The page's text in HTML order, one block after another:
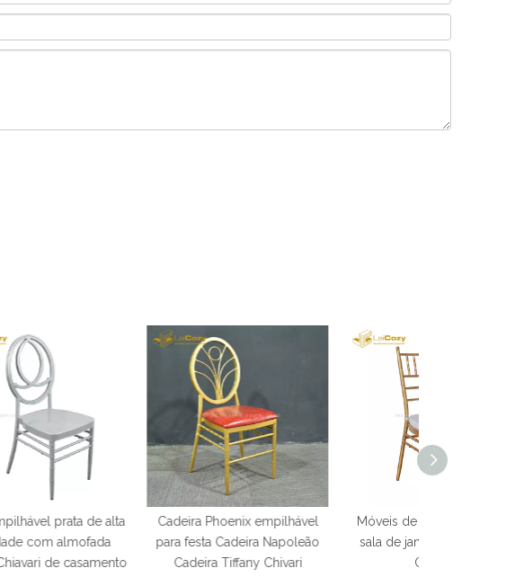
de
acordo com o número de quartos
alocados exigidos pelo
procedimentos de camas extras
em hotéis.
Cadeira Phoenix empilhável
para festa Cadeira Napoleão
Cadeira Tiffany Chivari
Móveis de jardim ao ar livre
sala de jantar cadeira Gold
Chiavari